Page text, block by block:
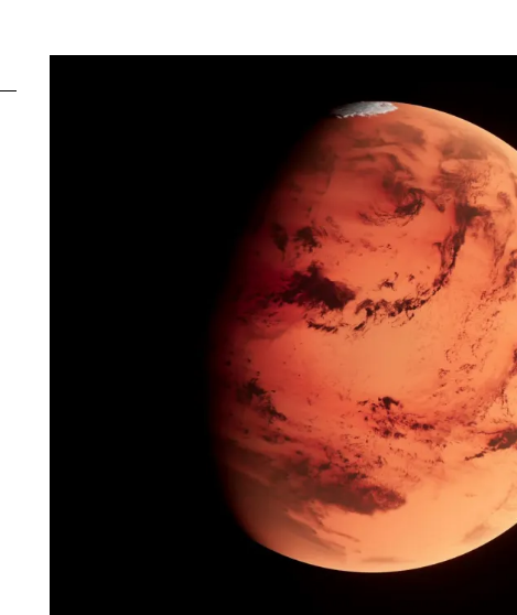
دليل السفر